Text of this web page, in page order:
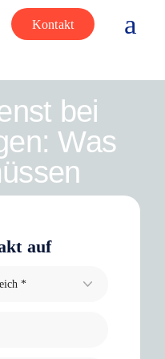
Kontakt
bei
Was
auf